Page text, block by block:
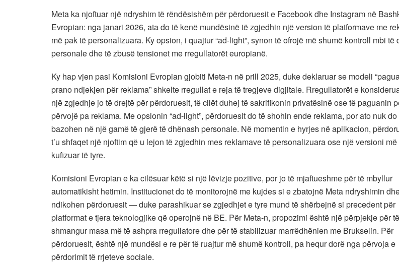
Meta ka njoftuar një ndryshim të rëndësishëm për përdoruesit e Facebook dhe Instagram në
Evropian: nga janari 2026, ata do të kenë mundësinë të zgjedhin një version të platformave me
më pak të personalizuara. Ky opsion, i quajtur “ad-light”, synon të ofrojë më shumë kontroll mbi të
personale dhe të zbusë tensionet me rregullatorët europianë.
Ky hap vjen pasi Komisioni Evropian gjobiti Meta-n në prill 2025, duke deklaruar se modeli
prano ndjekjen për reklama” shkelte rregullat e reja të tregjeve digjitale. Rregullatorët e
një zgjedhje jo të drejtë për përdoruesit, të cilët duhej të sakrifikonin privatësinë ose të paguanin
përvojë pa reklama. Me opsionin “ad-light”, përdoruesit do të shohin ende reklama, por ato nuk do
bazohen në një gamë të gjerë të dhënash personale. Në momentin e hyrjes në aplikacion,
t’u shfaqet një njoftim që u lejon të zgjedhin mes reklamave të personalizuara ose një versioni më
kufizuar të tyre.
Komisioni Evropian e ka cilësuar këtë si një lëvizje pozitive, por jo të mjaftueshme për të mbyllur
automatikisht hetimin. Institucionet do të monitorojnë me kujdes si e zbatojnë Meta ndryshimin
ndikohen përdoruesit — duke parashikuar se zgjedhjet e tyre mund të shërbejnë si precedent për
platformat e tjera teknologjike që operojnë në BE. Për Meta-n, propozimi është një përpjekje për të
shmangur masa më të ashpra rregullatore dhe për të stabilizuar marrëdhënien me Brukselin. Për
përdoruesit, është një mundësi e re për të ruajtur më shumë kontroll, pa hequr dorë nga përvoja e
përdorimit të rrjeteve sociale.